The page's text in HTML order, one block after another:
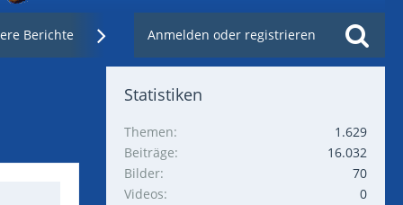
Berichte Weblinks Nachzuchtenregister.de
Anmelden oder registrieren
Statistiken
Themen
1.629
Beiträge
16.032
Bilder
70
Videos
0